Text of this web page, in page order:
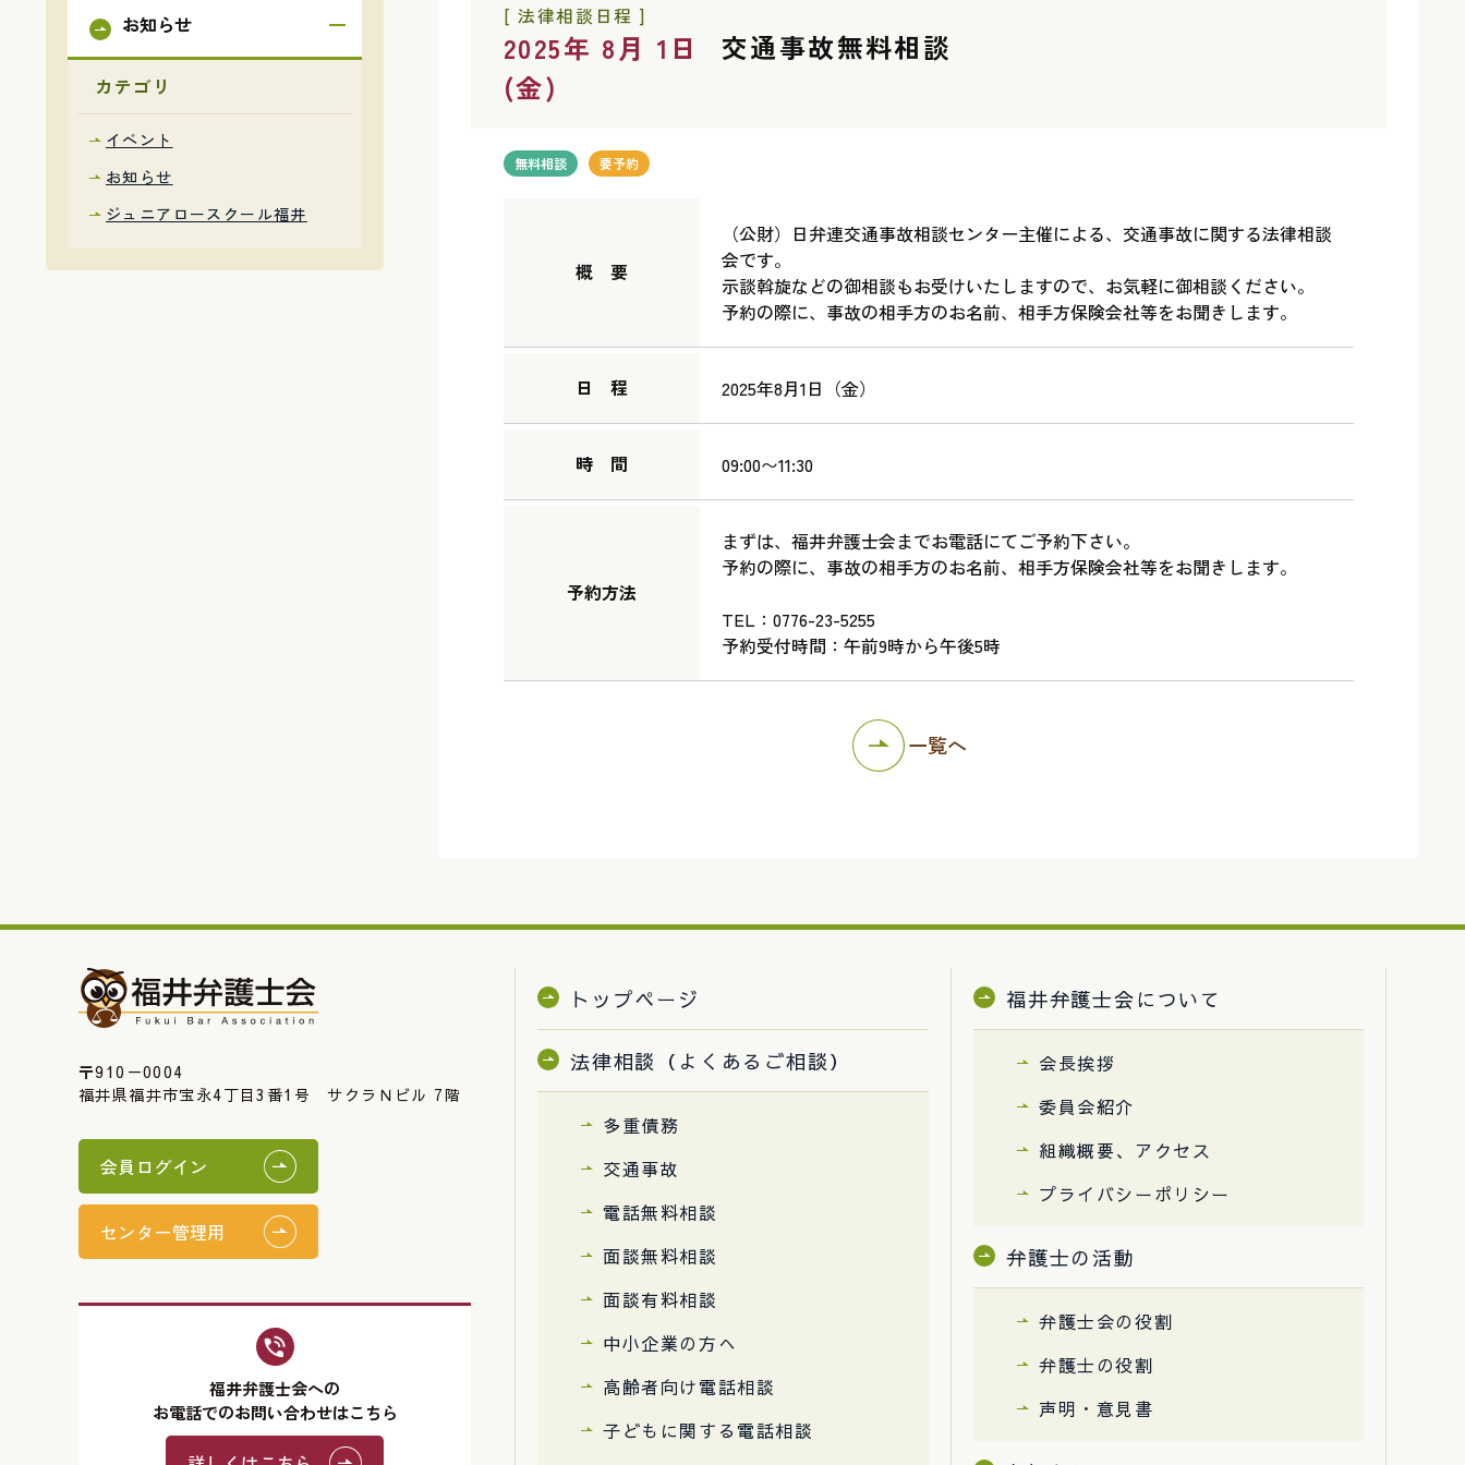
お知らせ
カテゴリ
イベント
お知らせ
ジュニアロースクール福井
[ 法律相談日程 ]
2025年 8月 1日
(金)
交通事故無料相談
無料相談 要予約
概 要
（公財）日弁連交通事故相談センター主催による、交通事故に関する法律相談
会です。
示談斡旋などの御相談もお受けいたしますので、お気軽に御相談ください。
予約の際に、事故の相手方のお名前、相手方保険会社等をお聞きします。
日 程 2025年8月1日（金）
時 間 09:00〜11:30
予約方法
まずは、福井弁護士会までお電話にてご予約下さい。
予約の際に、事故の相手方のお名前、相手方保険会社等をお聞きします。
TEL：0776-23-5255
予約受付時間：午前9時から午後5時
一覧へ
〒910－0004
福井県福井市宝永4丁目3番1号 サクラＮビル 7階
会員ログイン
センター管理用
福井弁護士会への
お電話でのお問い合わせはこちら
トップページ
法律相談（よくあるご相談）
多重債務
交通事故
電話無料相談
面談無料相談
面談有料相談
中小企業の方へ
高齢者向け電話相談
子どもに関する電話相談
福井弁護士会について
会長挨拶
委員会紹介
組織概要、アクセス
プライバシーポリシー
弁護士の活動
弁護士会の役割
弁護士の役割
声明・意見書